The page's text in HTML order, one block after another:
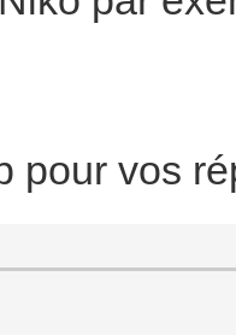
pour vos